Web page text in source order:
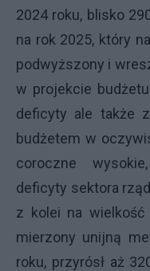
2024 roku, blisko
na rok 2025, który
podwyższony i
w projekcie
deficyty ale także
budżetem w
coroczne
deficyty sektora
z kolei na wielkość
mierzony unijną
roku, przyrósł aż